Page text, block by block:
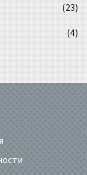
(23)
(4)